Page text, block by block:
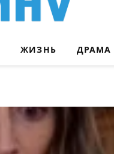
ЖИЗНЬ ДРАМА